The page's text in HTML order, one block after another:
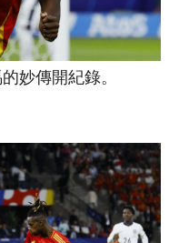
妙傳開紀錄。